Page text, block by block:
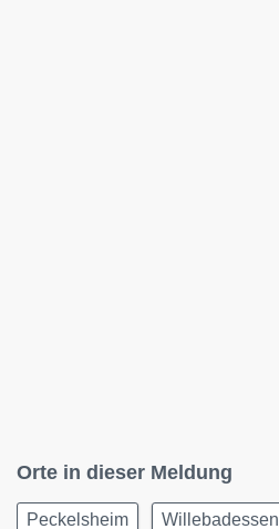
Orte in dieser Meldung
Peckelsheim Willebadessen